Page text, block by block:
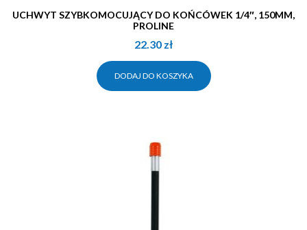
UCHWYT SZYBKOMOCUJĄCY DO KOŃCÓWEK 1/4″, 150MM,
PROLINE
22.30 zł
DODAJ DO KOSZYKA